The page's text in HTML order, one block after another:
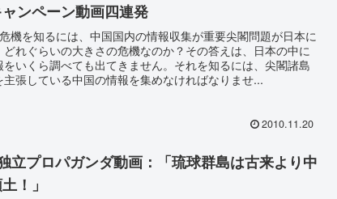
ンペーン動画四連発
機を知るには、中国国内の情報収集が重要尖閣問題が日本に
どれぐらいの大きさの危機なのか？その答えは、日本の中に
をいくら調べても出てきません。それを知るには、尖閣諸島
主張している中国の情報を集めなければなりませ...
2010.11.20
立プロパガンダ動画：「琉球群島は古来より中
！」